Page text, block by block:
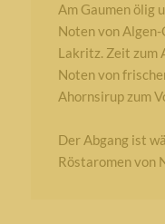
Am Gaumen ölig
Noten von
Lakritz. Zeit zum
Noten von
Ahornsirup zum
Der Abgang ist
Röstaromen von